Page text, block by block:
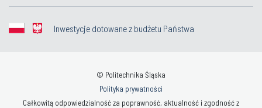
Inwestycje dotowane z budżetu Państwa
© Politechnika Śląska
Polityka prywatności
Całkowitą odpowiedzialność za poprawność, aktualność i zgodność z